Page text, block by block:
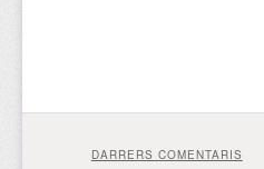
DARRERS COMENTARIS